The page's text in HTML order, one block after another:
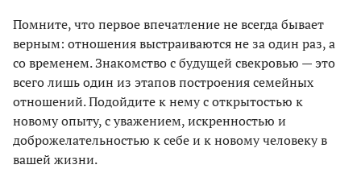
Помните, что первое впечатление не всегда бывает
верным: отношения выстраиваются не за один раз, а
со временем. Знакомство с будущей свекровью — это
всего лишь один из этапов построения семейных
отношений. Подойдите к нему с открытостью к
новому опыту, с уважением, искренностью и
доброжелательностью к себе и к новому человеку в
вашей жизни.